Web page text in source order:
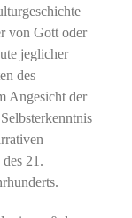
von Gott oder
jeglicher
des
Angesicht der
21.